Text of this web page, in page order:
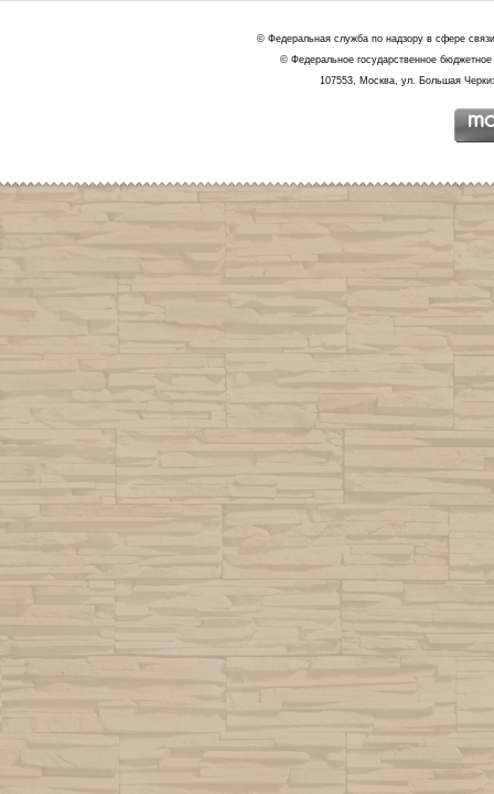
© Федеральная служба по надзору в сфере
© Федеральное государственное
107553, Москва, ул. Большая